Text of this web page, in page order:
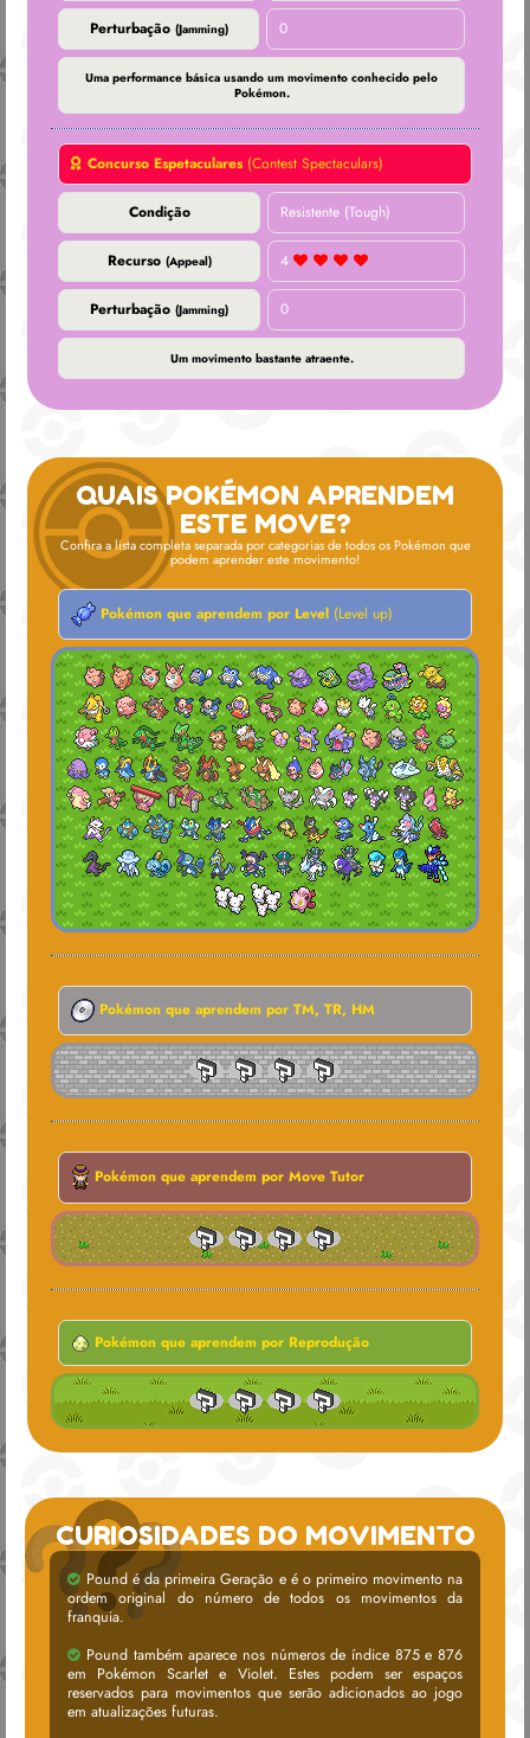
Perturbação (Jamming) 0
Uma performance básica usando um movimento conhecido pelo
Pokémon.
Concurso Espetaculares(Contest Spectaculars)
Condição Resistente (Tough)
Recurso (Appeal) 4
Perturbação (Jamming) 0
Um movimento bastante atraente.
QUAIS POKÉMON APRENDEM
ESTE MOVE?
Confira a lista completa separada por categorias de todos os Pokémon que
podem aprender este movimento!
Pokémon que aprendem por Level (Level up)
Pokémon que aprendem por TM, TR, HM
Pokémon que aprendem por Move Tutor
Pokémon que aprendem por Reprodução
CURIOSIDADES DO MOVIMENTO
Pound é da primeira Geração e é o primeiro movimento na
ordem original do número de todos os movimentos da
franquia.
Pound também aparece nos números de índice 875 e 876
em Pokémon Scarlet e Violet. Estes podem ser espaços
reservados para movimentos que serão adicionados ao jogo
em atualizações futuras.